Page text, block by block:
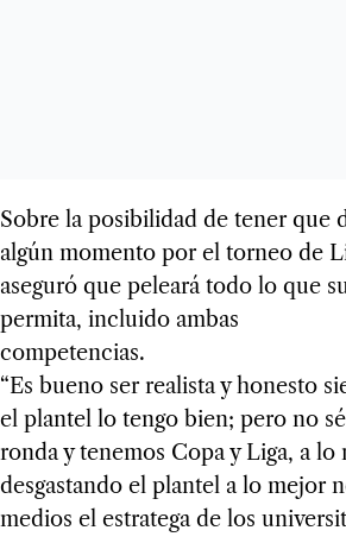
Sobre la posibilidad de tener que
algún momento por el torneo de
aseguró que peleará todo lo que
permita, incluido ambas
competencias.
“Es bueno ser realista y honesto
el plantel lo tengo bien; pero no
ronda y tenemos Copa y Liga, a lo
desgastando el plantel a lo mejor
medios el estratega de los